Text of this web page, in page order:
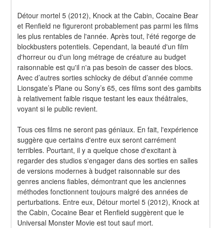
Détour mortel 5 (2012), Knock at the Cabin, Cocaine Bear
et Renfield ne figureront probablement pas parmi les films
les plus rentables de l'année. Après tout, l'été regorge de
blockbusters potentiels. Cependant, la beauté d'un film
d'horreur ou d'un long métrage de créature au budget
raisonnable est qu'il n'a pas besoin de casser des blocs.
Avec d’autres sorties schlocky de début d’année comme
Lionsgate’s Plane ou Sony’s 65, ces films sont des gambits
à relativement faible risque testant les eaux théâtrales,
voyant si le public revient.
Tous ces films ne seront pas géniaux. En fait, l'expérience
suggère que certains d'entre eux seront carrément
terribles. Pourtant, il y a quelque chose d'excitant à
regarder des studios s'engager dans des sorties en salles
de versions modernes à budget raisonnable sur des
genres anciens fiables, démontrant que les anciennes
méthodes fonctionnent toujours malgré des années de
perturbations. Entre eux, Détour mortel 5 (2012), Knock at
the Cabin, Cocaine Bear et Renfield suggèrent que le
Universal Monster Movie est tout sauf mort.